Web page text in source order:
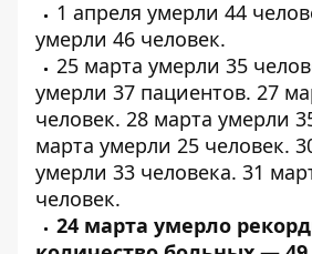
1 апреля умерли 44
умерли 46 человек.
25 марта умерли 35
умерли 37 пациентов. 27
человек. 28 марта умерли
марта умерли 25 человек.
умерли 33 человека. 31
человек.
24 марта умерло